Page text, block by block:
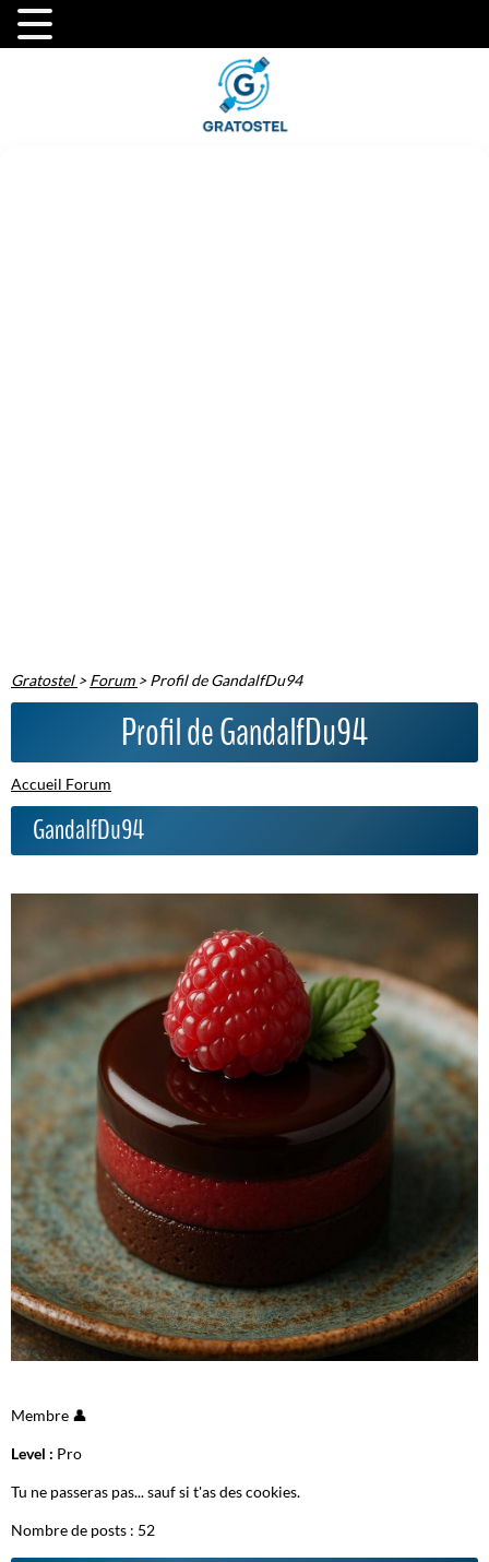
Gratostel >Forum >Profil de GandalfDu94
Profil de GandalfDu94
Accueil Forum
GandalfDu94
Membre 👤
Level : Pro
Tu ne passeras pas... sauf si t'as des cookies.
Nombre de posts : 52